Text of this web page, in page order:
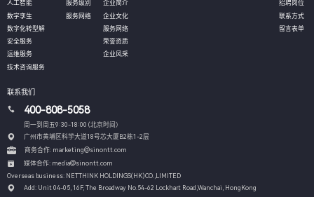
人工智能
数字孪生
数字化转型解
安全服务
运维服务
技术咨询服务
服务级别
服务网络
企业简介
企业文化
服务网络
荣誉资质
企业风采
招聘岗位
联系方式
留言表单
联系我们
400-808-5058
周一到周五9:30-18:00 (北京时间）
广州市黄埔区科学大道18号芯大厦B2栋1-2层
商务合作: marketing@sinontt.com
媒体合作: media@sinontt.com
Overseas business: NETTHINK HOLDINGS(HK)CO.,LIMITED
Add: Unit 04-05, 16F, The Broadway No.54-62 Lockhart Road,Wanchai, HongKong